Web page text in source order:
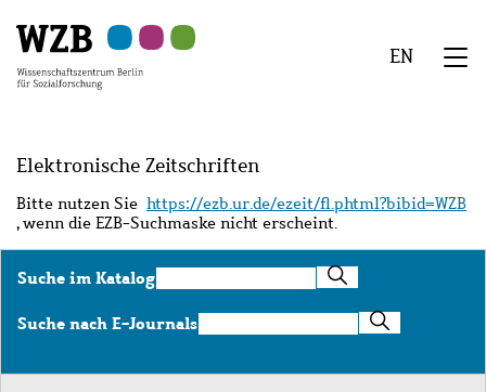
Hauptinhalt
springen
Navigation
springen
Suche
springen
Sekundärnavigation
springen
Fußzeile
springen
EN
Elektronische Zeitschriften
Bitte nutzen Sie https://ezb.ur.de/ezeit/fl.phtml?bibid=WZB
, wenn die EZB-Suchmaske nicht erscheint.
Suche im KatalogSuche
im
Katalog
Suche nach E-JournalsSuche
nach
Journals